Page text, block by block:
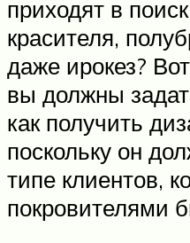
приходят в
красителя,
даже ирокез?
вы должны
как получить
поскольку он
типе клиентов,
покровителями